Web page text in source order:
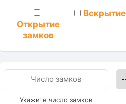
Открытие
замков
Укажите число замков